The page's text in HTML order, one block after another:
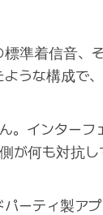
準着信音、
うな構成で
。インターフ
が何も対抗
ーティ製ア